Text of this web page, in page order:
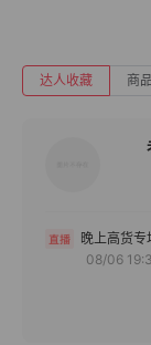
达人收藏 商
晚上高货专
08/06